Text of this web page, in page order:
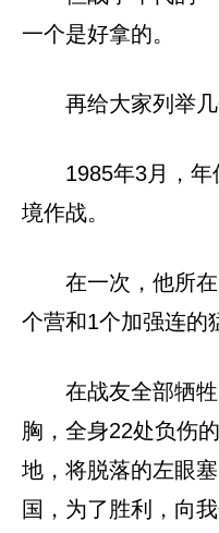
一个是好拿的。
再给大家列举
1985年3月，
境作战。
在一次，他所
个营和1个加强连的
在战友全部牺
胸，全身22处负伤
地，将脱落的左眼
国，为了胜利，向